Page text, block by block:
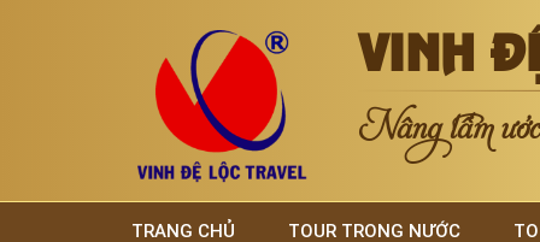
VINH
Nâng tầm
TRANG CHỦ TOUR TRONG NƯỚC